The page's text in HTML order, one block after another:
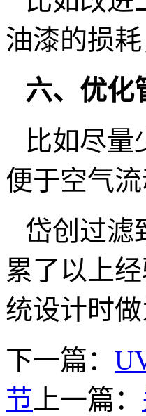
油漆的损
六、 优化
比如尽
便于空气
岱创过滤
累了以上
统设计时做
下一篇：
节 上一篇：